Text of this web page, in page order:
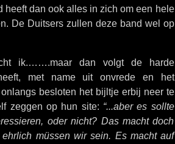
heeft dan ook alles in zich om een hele
De Duitsers zullen deze band wel op
ik.…….maar dan volgt de harde
met name uit onvrede en het
besloten het bijltje erbij neer te
zeggen op hun site: “...aber es sollte
oder nicht? Das macht doch
müssen wir sein. Es macht auf